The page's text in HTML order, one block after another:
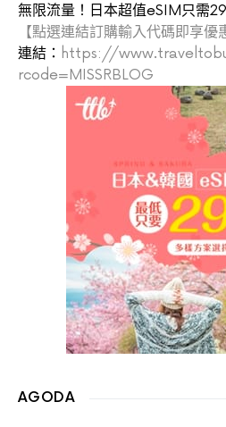
無限流量！日本超值eSIM只需
【點選連結訂購輸入代碼即享優
連結： https://
rcode=MISSRBLOG
AGODA